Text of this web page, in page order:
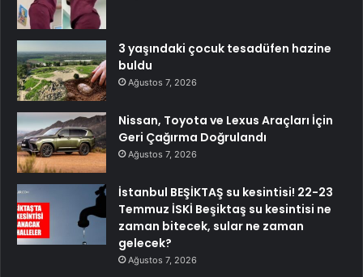
3 yaşındaki çocuk tesadüfen hazine
buldu
Ağustos 7, 2026
Nissan, Toyota ve Lexus Araçları İçin
Geri Çağırma Doğrulandı
Ağustos 7, 2026
İstanbul BEŞİKTAŞ su kesintisi! 22-23
Temmuz İSKİ Beşiktaş su kesintisi ne
zaman bitecek, sular ne zaman
gelecek?
Ağustos 7, 2026